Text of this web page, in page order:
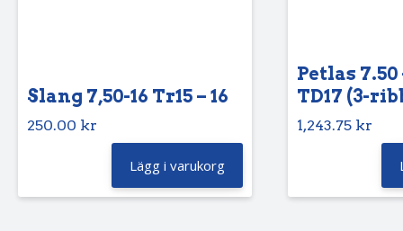
Slang 7,50-16 Tr15 – 16
250.00 kr
Lägg i varukorg
Petlas 7.50
TD17 (3-
1,243.75 kr